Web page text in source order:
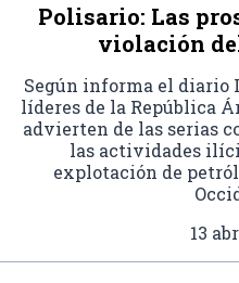
Polisario: Las
violación
Según informa el diario
líderes de la República
advierten de las serias
las actividades
explotación de
13